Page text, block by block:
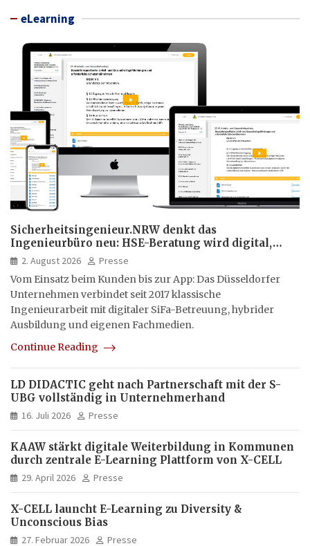
eLearning
Sicherheitsingenieur.NRW denkt das
Ingenieurbüro neu: HSE-Beratung wird digital,
hybrid und multimedial
2. August 2026
Presse
Vom Einsatz beim Kunden bis zur App: Das Düsseldorfer
Unternehmen verbindet seit 2017 klassische
Ingenieurarbeit mit digitaler SiFa-Betreuung, hybrider
Ausbildung und eigenen Fachmedien.
Continue Reading
LD DIDACTIC geht nach Partnerschaft mit der S-
UBG vollständig in Unternehmerhand
16. Juli 2026 Presse
KAAW stärkt digitale Weiterbildung in Kommunen
durch zentrale E-Learning Plattform von X-CELL
29. April 2026 Presse
X-CELL launcht E-Learning zu Diversity &
Unconscious Bias
27. Februar 2026 Presse